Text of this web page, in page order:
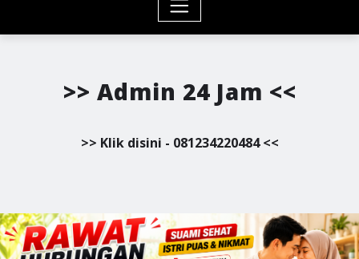
>> Admin 24 Jam <<
>> Klik disini - 081234220484 <<